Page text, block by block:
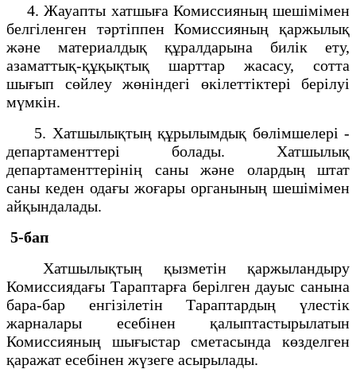
4. Жауапты хатшыға Комиссияның шешімімен
белгіленген тәртіппен Комиссияның қаржылық
және материалдық құралдарына билік ету,
азаматтық-құқықтық шарттар жасасу, сотта
шығып сөйлеу жөніндегі өкілеттіктері берілуі
мүмкін.
5. Хатшылықтың құрылымдық бөлімшелері -
департаменттері болады. Хатшылық
департаменттерінің саны және олардың штат
саны кеден одағы жоғары органының шешімімен
айқындалады.
5-бап
Хатшылықтың қызметін қаржыландыру
Комиссиядағы Тараптарға берілген дауыс санына
бара-бар енгізілетін Тараптардың үлестік
жарналары есебінен қалыптастырылатын
Комиссияның шығыстар сметасында көзделген
қаражат есебінен жүзеге асырылады.